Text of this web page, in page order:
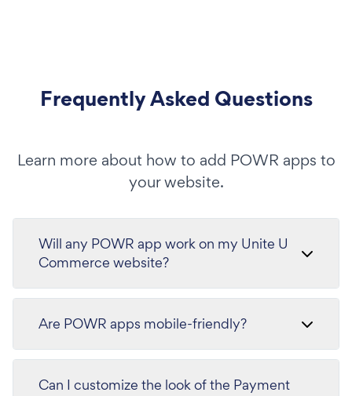
Frequently Asked Questions
Learn more about how to add POWR apps to
your website.
Will any POWR app work on my Unite U
Commerce website?
Are POWR apps mobile-friendly?
Can I customize the look of the Payment